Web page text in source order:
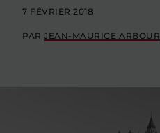
7 FÉVRIER 2018
PARJEAN-MAURICE ARBOUR